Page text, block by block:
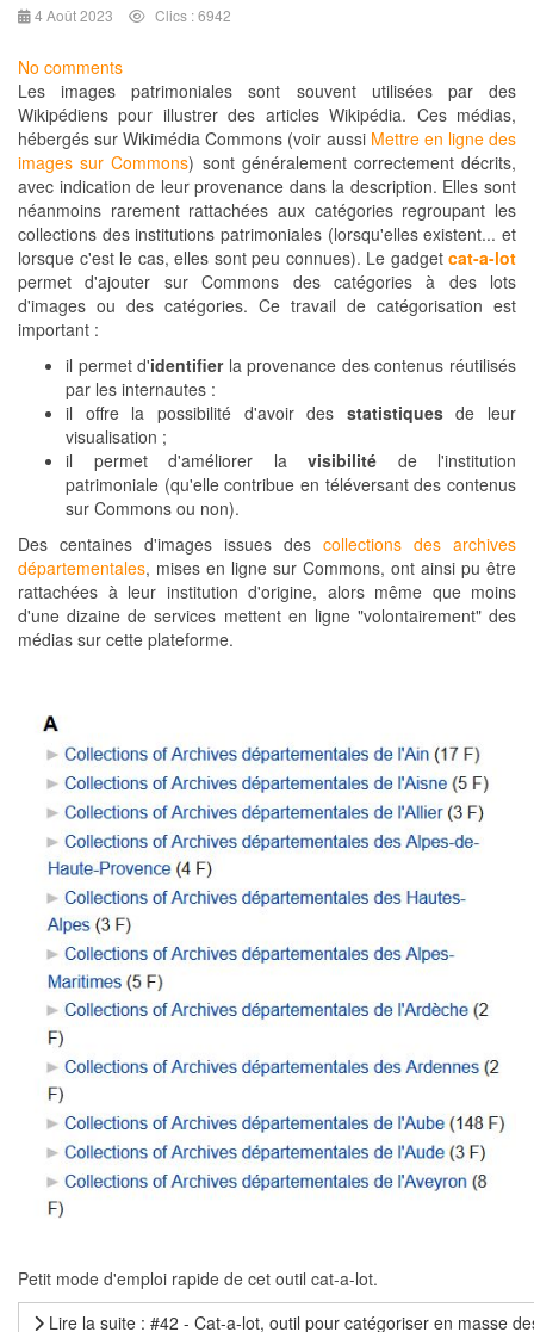
4 Août 2023 Clics : 6942
No comments
Les images patrimoniales sont souvent utilisées par des
Wikipédiens pour illustrer des articles Wikipédia. Ces médias,
hébergés sur Wikimédia Commons (voir aussi Mettre en ligne des
images sur Commons) sont généralement correctement décrits,
avec indication de leur provenance dans la description. Elles sont
néanmoins rarement rattachées aux catégories regroupant les
collections des institutions patrimoniales (lorsqu'elles existent... et
lorsque c'est le cas, elles sont peu connues). Le gadget cat-a-lot
permet d'ajouter sur Commons des catégories à des lots
d'images ou des catégories. Ce travail de catégorisation est
important :
il permet d'identifierla provenance des contenus réutilisés
par les internautes :
il offre la possibilité d'avoir des statistiquesde leur
visualisation ;
il permet d'améliorer la visibilité de l'institution
patrimoniale (qu'elle contribue en téléversant des contenus
sur Commons ou non).
Des centaines d'images issues des collections des archives
départementales, mises en ligne sur Commons, ont ainsi pu être
rattachées à leur institution d'origine, alors même que moins
d'une dizaine de services mettent en ligne "volontairement" des
médias sur cette plateforme.
Petit mode d'emploi rapide de cet outil cat-a-lot.
Lire la suite : #42 - Cat-a-lot, outil pour catégoriser en masse